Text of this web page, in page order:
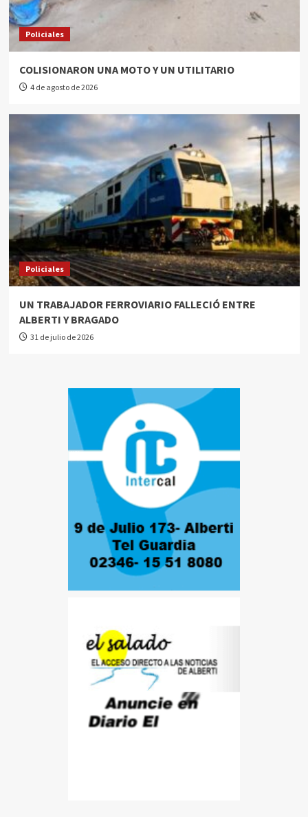
Policiales
COLISIONARON UNA MOTO Y UN UTILITARIO
4 de agosto de 2026
Policiales
UN TRABAJADOR FERROVIARIO FALLECIÓ ENTRE
ALBERTI Y BRAGADO
31 de julio de 2026